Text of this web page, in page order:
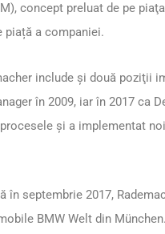
concept preluat de pe
piață a companiei.
include şi două poziţii
în 2009, iar în 2017 ca
și a implementat
în septembrie 2017,
BMW Welt din